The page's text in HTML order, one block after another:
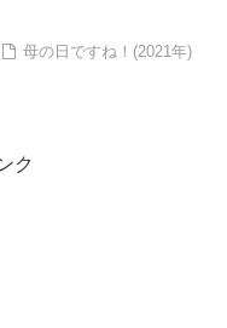
母の日ですね！(2021年)
ク